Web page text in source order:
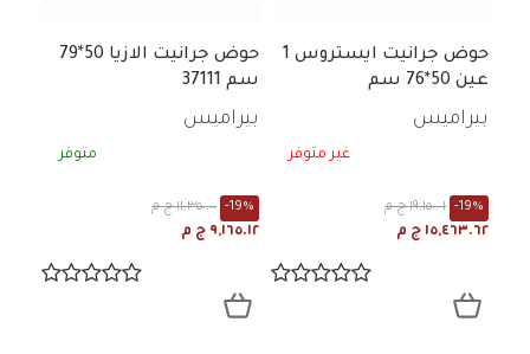
حوض جرانيت ايستروس 1
عين 50*76 سم
بيراميس
غير متوفر
١٩,١٥٠.٠١ ج م -19%
١٥,٤٦٣.٦٢ ج م
حوض جرانيت الازيا 50*79
سم 37111
بيراميس
متوفر
١١,٣٥٠.٠٠ ج م -19%
٩,١٦٥.١٢ ج م